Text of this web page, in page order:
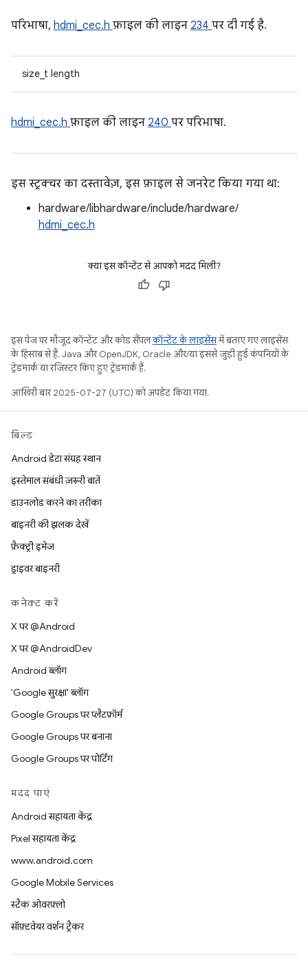
परिभाषा, hdmi_cec.h फ़ाइल की लाइन 234 पर दी गई है.
size_t length
hdmi_cec.h फ़ाइल की लाइन 240 पर परिभाषा.
इस स्ट्रक्चर का दस्तावेज़, इस फ़ाइल से जनरेट किया गया था:
hardware/libhardware/include/hardware/
hdmi_cec.h
क्या इस कॉन्टेंट से आपको मदद मिली?
इस पेज पर मौजूद कॉन्टेंट और कोड सैंपलकॉन्टेंट के लाइसेंसमें बताए गए लाइसेंस
के हिसाब से हैं. Java और OpenJDK, Oracle और/या इससे जुड़ी हुई कंपनियों के
ट्रेडमार्क या रजिस्टर किए हुए ट्रेडमार्क हैं.
आखिरी बार 2025-07-27 (UTC) को अपडेट किया गया.
बिल्ड
Android डेटा संग्रह स्थान
इस्तेमाल संबंधी ज़रूरी बातें
डाउनलोड करने का तरीका
बाइनरी की झलक देखें
फ़ैक्ट्री इमेज
ड्राइवर बाइनरी
कनेक्ट करें
X पर @Android
X पर @AndroidDev
Android ब्लॉग
'Google सुरक्षा' ब्लॉग
Google Groups पर प्लैटफ़ॉर्म
Google Groups पर बनाना
Google Groups पर पोर्टिंग
मदद पाएं
Android सहायता केंद्र
Pixel सहायता केंद्र
www.android.com
Google Mobile Services
स्टैक ओवरफ़्लो
सॉफ़्टवेयर वर्शन ट्रैकर